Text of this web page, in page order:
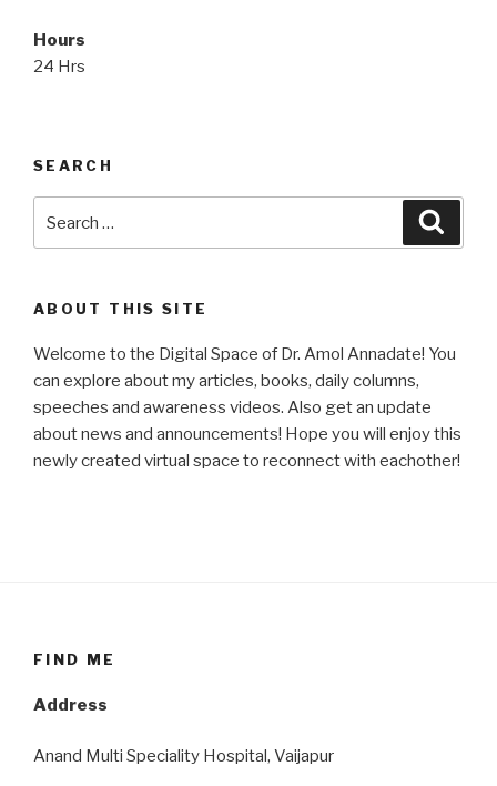
Hours
24 Hrs
SEARCH
for:
ABOUT THIS SITE
Welcome to the Digital Space of Dr. Amol Annadate! You
can explore about my articles, books, daily columns,
speeches and awareness videos. Also get an update
about news and announcements! Hope you will enjoy this
newly created virtual space to reconnect with eachother!
FIND ME
Address
Anand Multi Speciality Hospital, Vaijapur